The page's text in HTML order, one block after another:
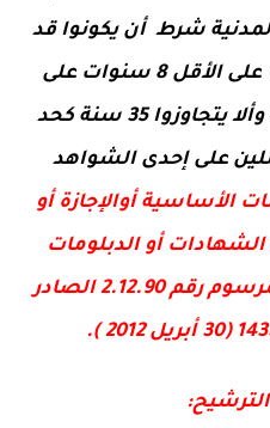
المدنية شرط أن يكونوا قد
مارسوا عملهم بها لمدة على الأقل 8 سنوات على
الأقل من الخدمة الفعلية وألا يتجاوزوا 35 سنة كحد
على إحدى الشواهد
الأساسية أوالإجازة أو
الشهادات أو الدبلومات
المحددة قائمتها طبقا للمرسوم رقم 2.12.90 الصادر